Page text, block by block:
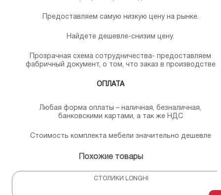
Предоставляем самую низкую цену на рынке.
Найдете дешевле-снизим цену.
Прозрачная схема сотрудничества- предоставляем
фабричный документ, о том, что заказ в производстве
ОПЛАТА
Любая форма оплаты – наличная, безналичная,
банковскими картами, а так же НДС
Стоимость комплекта мебели значительно дешевле
Похожие товары
СТОЛИКИ LONGHI